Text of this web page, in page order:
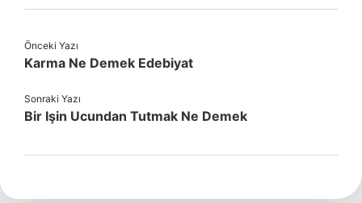
Önceki Yazı
Karma Ne Demek Edebiyat
Sonraki Yazı
Bir Işin Ucundan Tutmak Ne Demek